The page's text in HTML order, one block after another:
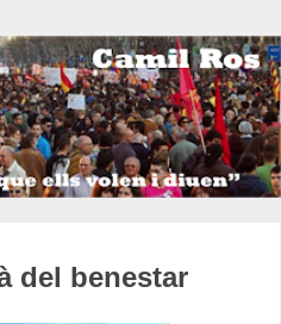
del benestar